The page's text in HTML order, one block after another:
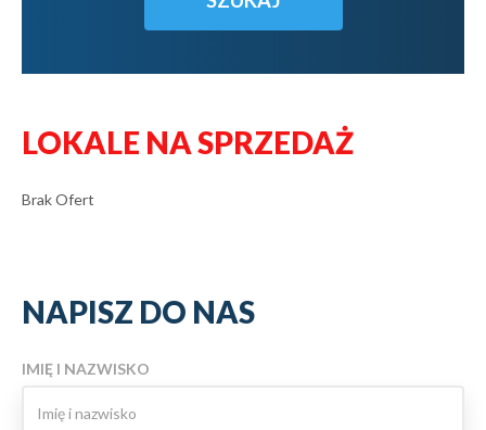
LOKALE NA SPRZEDAŻ
Brak Ofert
NAPISZ DO NAS
IMIĘ I NAZWISKO